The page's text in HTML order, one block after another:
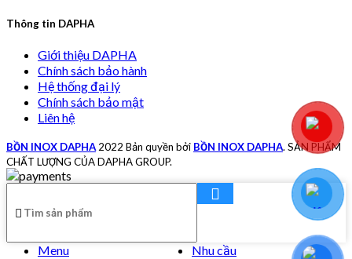
Thông tin DAPHA
Giới thiệu DAPHA
Chính sách bảo hành
Hệ thống đại lý
Chính sách bảo mật
Liên hệ
BỒN INOX DAPHA 2022 Bản quyền bởi BỒN INOX DAPHA. SẢN PHẨM
CHẤT LƯỢNG CỦA DAPHA GROUP.
Menu Nhu cầu